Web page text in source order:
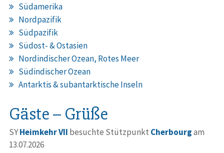
Südamerika
Nordpazifik
Südpazifik
Südost- & Ostasien
Nordindischer Ozean, Rotes Meer
Südindischer Ozean
Antarktis & subantarktische Inseln
Gäste – Grüße
SYHeimkehr VII besuchte Stützpunkt Cherbourgam
13.07.2026